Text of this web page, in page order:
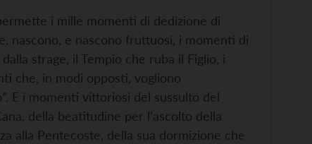
i mille momenti di dedizione di
nascono, e nascono fruttuosi, i momenti di
strage, il Tempio che ruba il Figlio, i
che, in modi opposti, vogliono
E i momenti vittoriosi del sussulto del
della beatitudine per l’ascolto della
alla Pentecoste, della sua dormizione che